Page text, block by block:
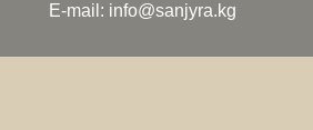
E-mail: info@sanjyra.kg